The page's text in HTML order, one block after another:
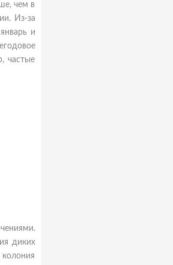
чем в
Из-за
и
частые
диких